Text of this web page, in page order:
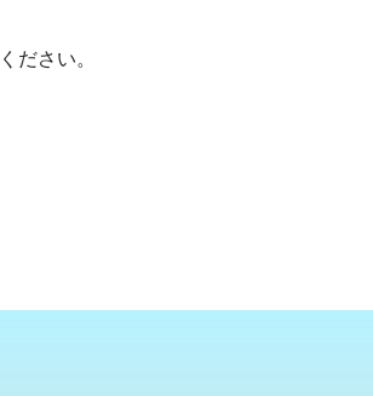
ださい。​